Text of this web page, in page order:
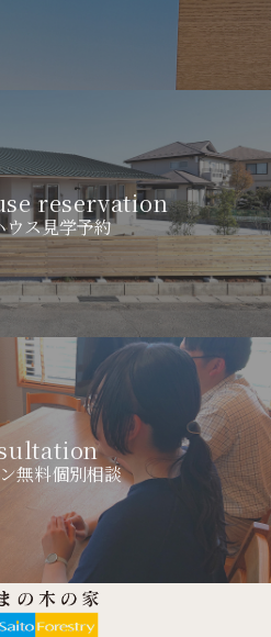
reservation
ウス見学予約
無料個別相談